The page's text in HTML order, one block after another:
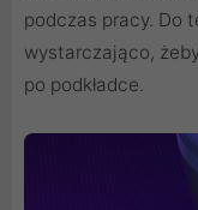
podczas pracy. Do
wystarczająco,
po podkładce.